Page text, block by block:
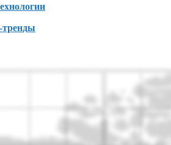
тренды